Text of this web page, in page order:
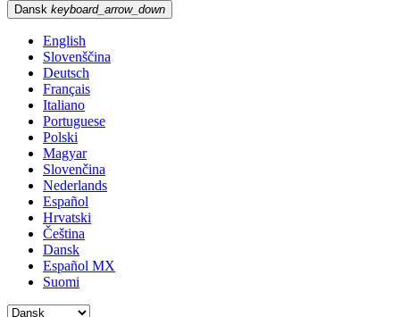
Dansk keyboard_arrow_down
English
Slovenščina
Deutsch
Français
Italiano
Portuguese
Polski
Magyar
Slovenčina
Nederlands
Español
Hrvatski
Čeština
Dansk
Español MX
Suomi